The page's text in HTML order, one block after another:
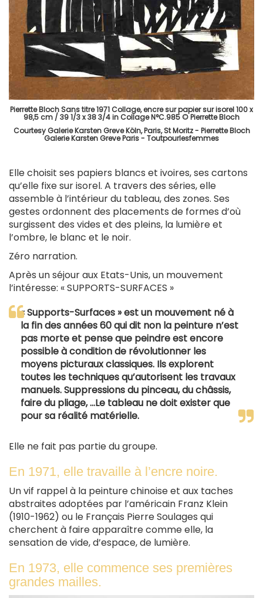
Pierrette Bloch Sans titre 1971 Collage, encre sur papier sur isorel 100 x
98,5 cm / 39 1/3 x 38 3/4 in Collage N°C.985 © Pierrette Bloch
Courtesy Galerie Karsten Greve Köln, Paris, St Moritz - Pierrette Bloch
Galerie Karsten Greve Paris - Toutpourlesfemmes
Elle choisit ses papiers blancs et ivoires, ses cartons
qu’elle fixe sur isorel. A travers des séries, elle
assemble à l’intérieur du tableau, des zones. Ses
gestes ordonnent des placements de formes d’où
surgissent des vides et des pleins, la lumière et
l’ombre, le blanc et le noir.
Zéro narration.
Après un séjour aux Etats-Unis, un mouvement
l’intéresse: « SUPPORTS-SURFACES »
« Supports-Surfaces » est un mouvement né à
la fin des années 60 qui dit non la peinture n’est
pas morte et pense que peindre est encore
possible à condition de révolutionner les
moyens picturaux classiques. Ils explorent
toutes les techniques qu’autorisent les travaux
manuels. Suppressions du pinceau, du châssis,
faire du pliage, …Le tableau ne doit exister que
pour sa réalité matérielle.
Elle ne fait pas partie du groupe.
En 1971, elle travaille à l’encre noire.
Un vif rappel à la peinture chinoise et aux taches
abstraites adoptées par l’américain Franz Klein
(1910-1962) ou le Français Pierre Soulages qui
cherchent à faire apparaître comme elle, la
sensation de vide, d’espace, de lumière.
En 1973, elle commence ses premières
grandes mailles.